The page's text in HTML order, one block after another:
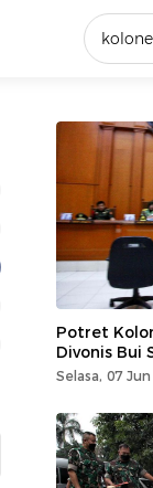
Loading...
Potret
Divonis Bui
Selasa, 07